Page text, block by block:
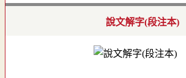
說文解字(段注本)